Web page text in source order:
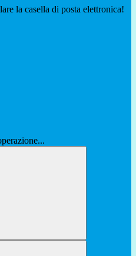
la casella di posta elettronica!